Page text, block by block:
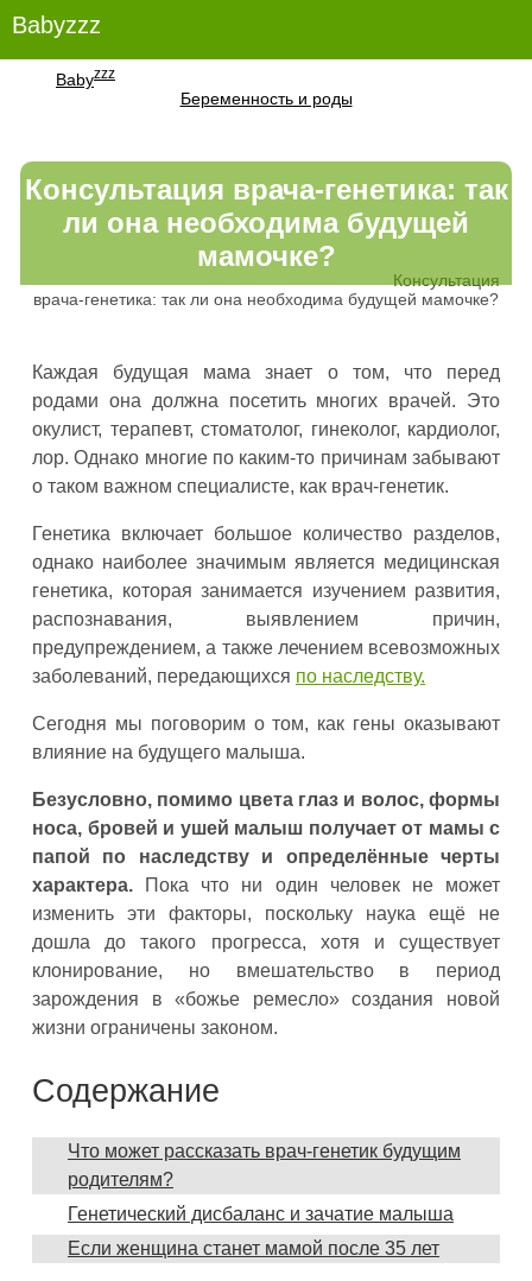
Babyzzz
Babyzzz
Беременность и роды
Консультация
врача-генетика: так ли она необходима будущей мамочке?
Консультация врача-генетика: так
ли она необходима будущей
мамочке?
Каждая будущая мама знает о том, что перед
родами она должна посетить многих врачей. Это
окулист, терапевт, стоматолог, гинеколог, кардиолог,
лор. Однако многие по каким-то причинам забывают
о таком важном специалисте, как врач-генетик.
Генетика включает большое количество разделов,
однако наиболее значимым является медицинская
генетика, которая занимается изучением развития,
распознавания, выявлением причин,
предупреждением, а также лечением всевозможных
заболеваний, передающихся по наследству.
Сегодня мы поговорим о том, как гены оказывают
влияние на будущего малыша.
Безусловно, помимо цвета глаз и волос, формы
носа, бровей и ушей малыш получает от мамы с
папой по наследству и определённые черты
характера. Пока что ни один человек не может
изменить эти факторы, поскольку наука ещё не
дошла до такого прогресса, хотя и существует
клонирование, но вмешательство в период
зарождения в «божье ремесло» создания новой
жизни ограничены законом.
Содержание
Что может рассказать врач-генетик будущим
родителям?
Генетический дисбаланс и зачатие малыша
Если женщина станет мамой после 35 лет